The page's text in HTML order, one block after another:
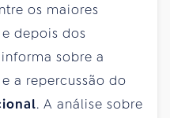
os maiores
depois dos
sobre a
a repercussão do
. A análise sobre